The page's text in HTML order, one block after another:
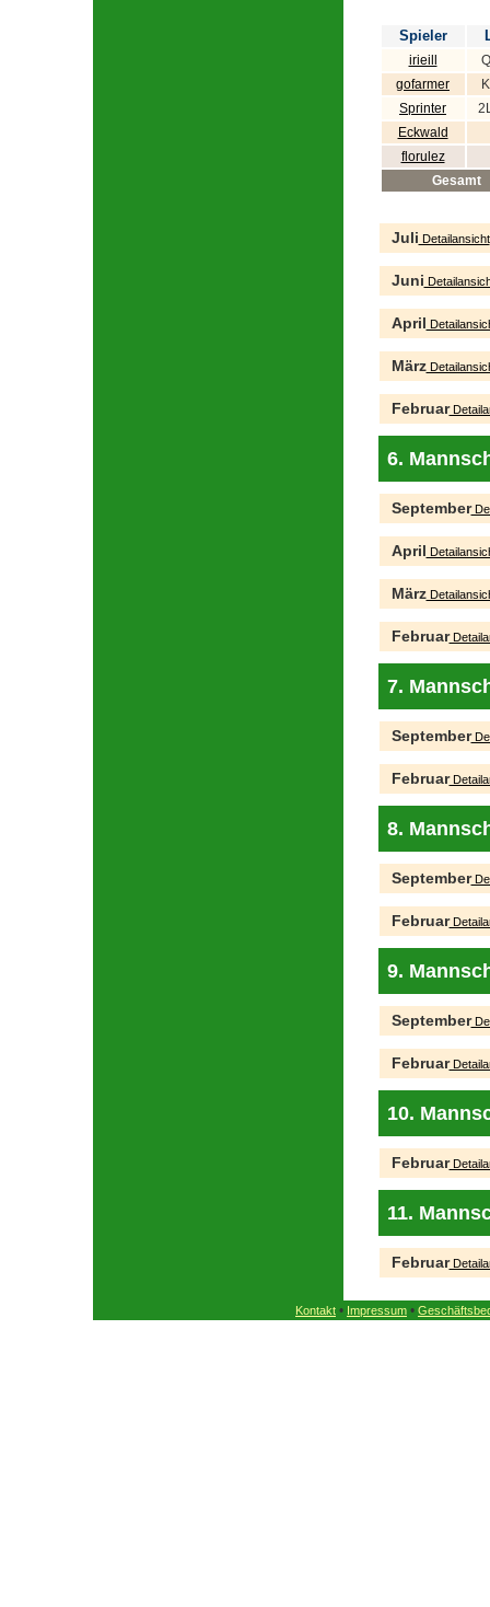
Spieler
irieill
gofarmer
Sprinter
Eckwald
florulez
Gesamt
Juli Detailansicht
Juni
April
März
Februar
6.
September
April
März
Februar
7.
September
Februar
8.
September
Februar
9.
September
Februar
10.
Februar
11.
Februar
Kontakt • Impressum •